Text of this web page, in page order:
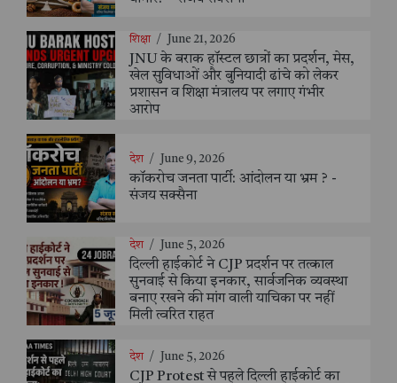
शिक्षा / June 21, 2026
JNU के बराक हॉस्टल छात्रों का प्रदर्शन, मेस,
खेल सुविधाओं और बुनियादी ढांचे को लेकर
प्रशासन व शिक्षा मंत्रालय पर लगाए गंभीर
आरोप
देश / June 9, 2026
कॉकरोच जनता पार्टी: आंदोलन या भ्रम ? -
संजय सक्सैना
देश / June 5, 2026
दिल्ली हाईकोर्ट ने CJP प्रदर्शन पर तत्काल
सुनवाई से किया इनकार, सार्वजनिक व्यवस्था
बनाए रखने की मांग वाली याचिका पर नहीं
मिली त्वरित राहत
देश / June 5, 2026
CJP Protest से पहले दिल्ली हाईकोर्ट का